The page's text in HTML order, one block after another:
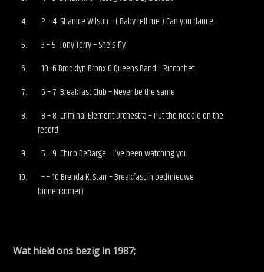
2 – 4 Shanice Wilson – ( Baby tell me ) Can you dance
3 – 5 Tony Terry – She’s fly
10- 6 Brooklyn Bronx & Queens Band – Riccochet
6 – 7 Breakfast Club – Never be the same
8 – 8 Criminal Element Orchestra – Put the needle on the
record
5 – 9 Chico DeBarge – I’ve been watching you
– – 10 Brenda K. Starr – Breakfast in bed(nieuwe
binnenkomer)
Wat hield ons bezig in 1987;